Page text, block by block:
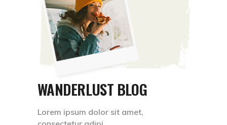
WANDERLUST BLOG
Lorem ipsum dolor sit amet,